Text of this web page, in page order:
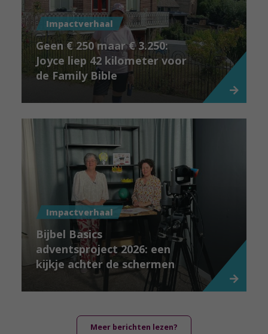
Impactverhaal
Geen € 250 maar € 3.250:
Joyce liep 42 kilometer voor
de Family Bible
Impactverhaal
Bijbel Basics
adventsproject 2026: een
kijkje achter de schermen
Meer berichten lezen?